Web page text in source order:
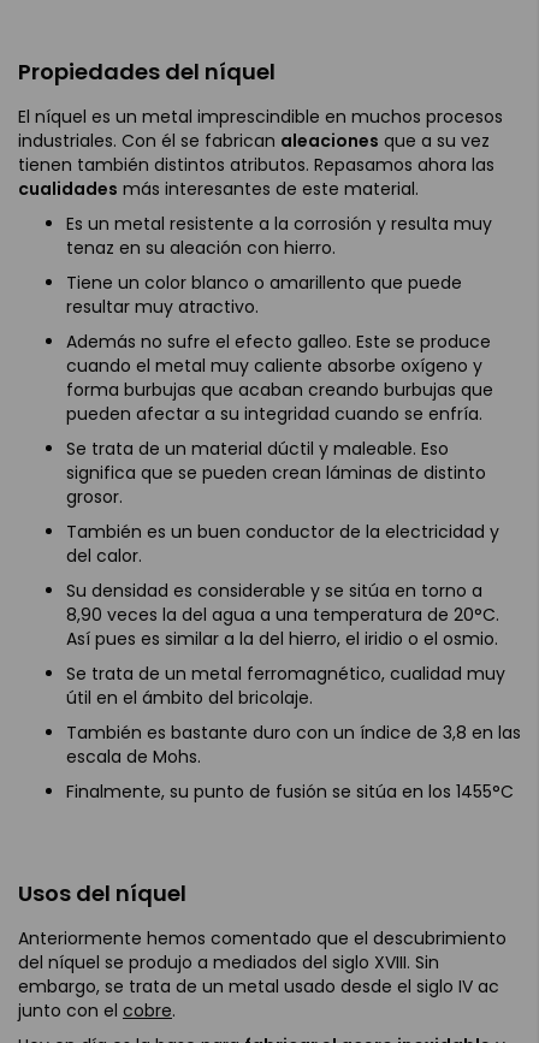
Propiedades del níquel
El níquel es un metal imprescindible en muchos procesos
industriales. Con él se fabrican aleaciones que a su vez
tienen también distintos atributos. Repasamos ahora las
cualidades más interesantes de este material.
Es un metal resistente a la corrosión y resulta muy
tenaz en su aleación con hierro.
Tiene un color blanco o amarillento que puede
resultar muy atractivo.
Además no sufre el efecto galleo. Este se produce
cuando el metal muy caliente absorbe oxígeno y
forma burbujas que acaban creando burbujas que
pueden afectar a su integridad cuando se enfría.
Se trata de un material dúctil y maleable. Eso
significa que se pueden crean láminas de distinto
grosor.
También es un buen conductor de la electricidad y
del calor.
Su densidad es considerable y se sitúa en torno a
8,90 veces la del agua a una temperatura de 20°C.
Así pues es similar a la del hierro, el iridio o el osmio.
Se trata de un metal ferromagnético, cualidad muy
útil en el ámbito del bricolaje.
También es bastante duro con un índice de 3,8 en las
escala de Mohs.
Finalmente, su punto de fusión se sitúa en los 1455°C
Usos del níquel
Anteriormente hemos comentado que el descubrimiento
del níquel se produjo a mediados del siglo XVIII. Sin
embargo, se trata de un metal usado desde el siglo IV ac
junto con el cobre.